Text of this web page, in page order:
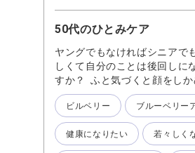
50代のひとみケア
ヤングでもなければシニアで
しくて自分のことは後回しに
すか？ ふと気づくと顔をし
クリアな毎日を過ごして欲
す。 忙しくても1日一粒飲む
に毎日続けられています♪ 忙
ビルベリー ブルーベリー
健康になりたい 若々しく